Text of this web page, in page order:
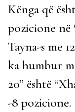
Kënga që
pozicione në
Tayna-s me
ka humbur
20” është
-8 pozicione.